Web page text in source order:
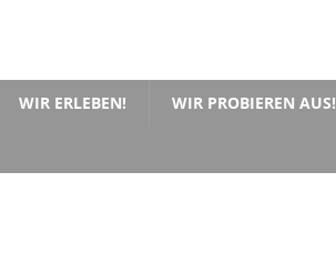
WIR ERLEBEN! WIR PROBIEREN AUS!